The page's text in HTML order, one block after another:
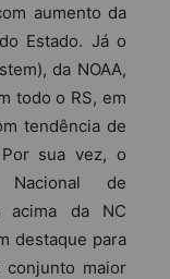
aumento da
Estado. Já o
da NOAA,
todo o RS, em
tendência de
sua vez, o
de
acima da NC
destaque para
conjunto maior